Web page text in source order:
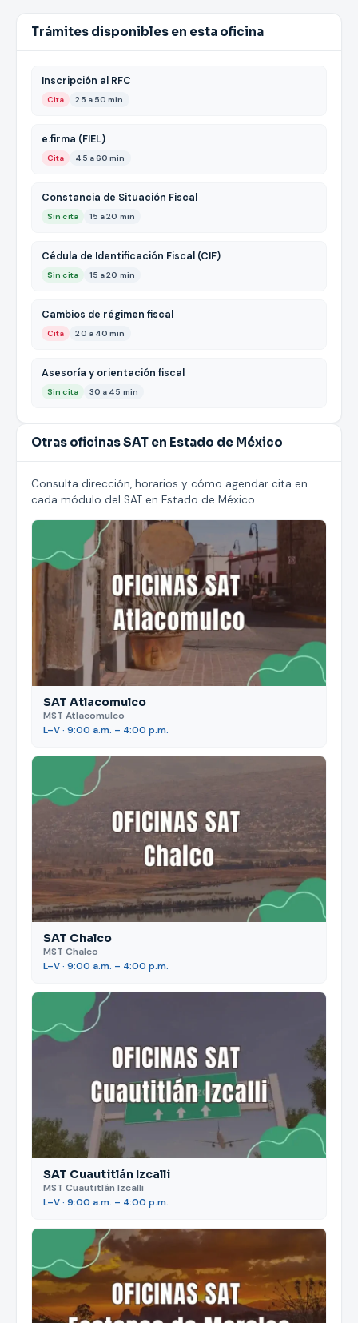
Trámites disponibles en esta oficina
Inscripción al RFC
Cita 25 a 50 min
e.firma (FIEL)
Cita 45 a 60 min
Constancia de Situación Fiscal
Sin cita 15 a 20 min
Cédula de Identificación Fiscal (CIF)
Sin cita 15 a 20 min
Cambios de régimen fiscal
Cita 20 a 40 min
Asesoría y orientación fiscal
Sin cita 30 a 45 min
Otras oficinas SAT en Estado de México
Consulta dirección, horarios y cómo agendar cita en
cada módulo del SAT en Estado de México.
SAT Atlacomulco
MST Atlacomulco
L–V · 9:00 a.m. – 4:00 p.m.
SAT Chalco
MST Chalco
L–V · 9:00 a.m. – 4:00 p.m.
SAT Cuautitlán Izcalli
MST Cuautitlán Izcalli
L–V · 9:00 a.m. – 4:00 p.m.